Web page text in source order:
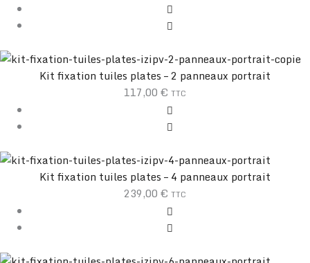
Kit fixation tuiles plates – 2 panneaux portrait
117,00 € TTC
Kit fixation tuiles plates – 4 panneaux portrait
239,00 € TTC